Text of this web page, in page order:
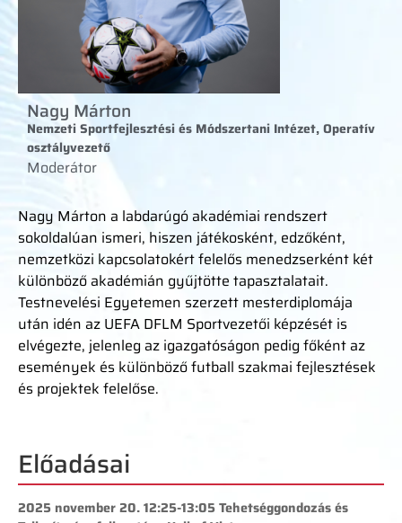
Nagy Márton
Nemzeti Sportfejlesztési és Módszertani Intézet, Operatív
osztályvezető
Moderátor
Nagy Márton a labdarúgó akadémiai rendszert
sokoldalúan ismeri, hiszen játékosként, edzőként,
nemzetközi kapcsolatokért felelős menedzserként két
különböző akadémián gyűjtötte tapasztalatait.
Testnevelési Egyetemen szerzett mesterdiplomája
után idén az UEFA DFLM Sportvezetői képzését is
elvégezte, jelenleg az igazgatóságon pedig főként az
események és különböző futball szakmai fejlesztések
és projektek felelőse.
Előadásai
2025 november 20. 12:25-13:05 Tehetséggondozás és